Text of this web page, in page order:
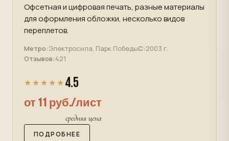
Офсетная и цифровая печать, разные материалы
для оформления обложки, несколько видов
переплетов.
Метро:Электросила, Парк ПобедыС:2003 г.
Отзывов:421
★★★★★ 4.5
от 11 руб./лист
средняя цена
ПОДРОБНЕЕ